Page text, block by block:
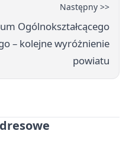
Następny >>
Ogólnokształcącego
– kolejne wyróżnienie
powiatu